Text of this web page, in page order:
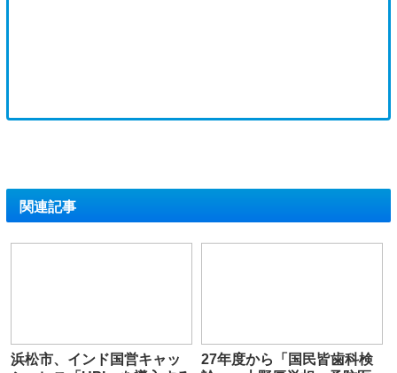
関連記事
浜松市、インド国営キャッ
27年度から「国民皆歯科検